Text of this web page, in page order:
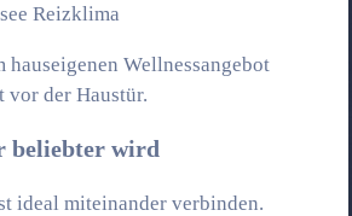
Reizklima
hauseigenen Wellnessangebot
der Haustür.
beliebter wird
ideal miteinander verbinden.